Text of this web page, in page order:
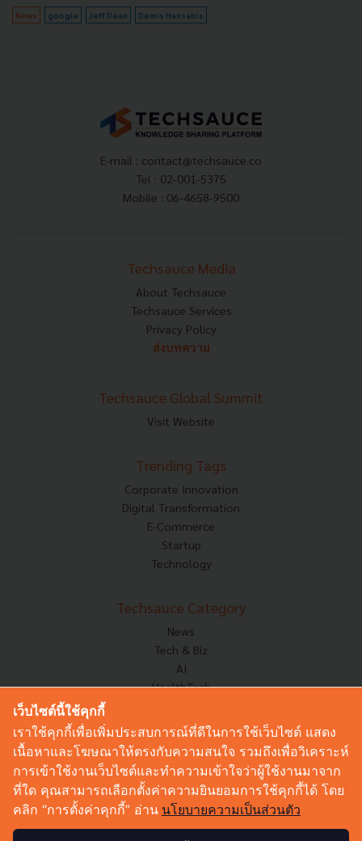
News google Jeff Dean Demis Hassabis
E-mail : contact@techsauce.co
Tel : 02-001-5375
Mobile : 06-4658-9500
Techsauce Media
About Techsauce
Techsauce Services
Privacy Policy
ส่งบทความ
Techsauce Global Summit
Visit Website
Trending Tags
Corporate Innovation
Digital Transformation
E-Commerce
Startup
Technology
Techsauce Category
News
Tech & Biz
AI
HealthTech
Corp Innov
Saucy Thoughts
Based On
Sustainable
Videos
Podcast
เว็บไซต์นี้ใช้คุกกี้
เราใช้คุกกี้เพื่อเพิ่มประสบการณ์ที่ดีในการใช้เว็บไซต์ แสดง
เนื้อหาและโฆษณาให้ตรงกับความสนใจ รวมถึงเพื่อวิเคราะห์
การเข้าใช้งานเว็บไซต์และทำความเข้าใจว่าผู้ใช้งานมาจาก
ที่ใด คุณสามารถเลือกตั้งค่าความยินยอมการใช้คุกกี้ได้ โดย
คลิก “การตั้งค่าคุกกี้” อ่าน นโยบายความเป็นส่วนตัว